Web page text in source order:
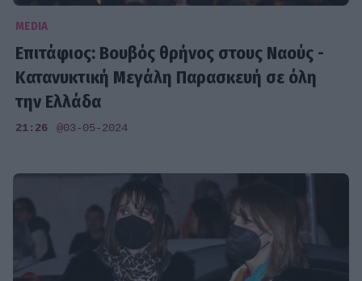
MEDIA
Επιτάφιος: Βουβός θρήνος στους Ναούς -
Κατανυκτική Μεγάλη Παρασκευή σε όλη
την Ελλάδα
21:26 @03-05-2024